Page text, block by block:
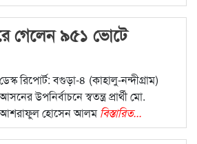
গেলেন ৯৫১ ভোটে
ডেস্ক রিপোর্ট: বগুড়া-৪ (কাহালু-নন্দীগ্রাম)
আসনের উপনির্বাচনে স্বতন্ত্র প্রার্থী মো.
আশরাফুল হোসেন আলমবিস্তারিত...